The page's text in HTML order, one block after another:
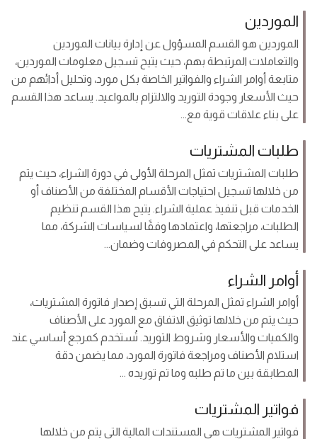
الموردين
الموردين هو القسم المسؤول عن إدارة بيانات الموردين
والتعاملات المرتبطة بهم، حيث يتيح تسجيل معلومات الموردين،
متابعة أوامر الشراء والفواتير الخاصة بكل مورد، وتحليل أدائهم من
حيث الأسعار وجودة التوريد والالتزام بالمواعيد. يساعد هذا القسم
على بناء علاقات قوية مع...
طلبات المشتريات
طلبات المشتريات تمثل المرحلة الأولى في دورة الشراء، حيث يتم
من خلالها تسجيل احتياجات الأقسام المختلفة من الأصناف أو
الخدمات قبل تنفيذ عملية الشراء. يتيح هذا القسم تنظيم
الطلبات، مراجعتها، واعتمادها وفقًا لسياسات الشركة، مما
يساعد على التحكم في المصروفات وضمان...
أوامر الشراء
أوامر الشراء تمثل المرحلة التي تسبق إصدار فاتورة المشتريات،
حيث يتم من خلالها توثيق الاتفاق مع المورد على الأصناف
والكميات والأسعار وشروط التوريد. تُستخدم كمرجع أساسي عند
استلام الأصناف ومراجعة فاتورة المورد، مما يضمن دقة
المطابقة بين ما تم طلبه وما تم توريده ...
فواتير المشتريات
فواتير المشتريات هي المستندات المالية التي يتم من خلالها